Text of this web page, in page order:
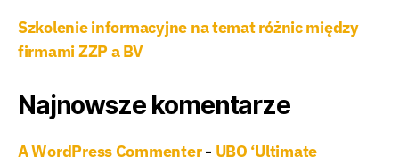
Szkolenie informacyjne na temat różnic między
firmami ZZP a BV
Najnowsze komentarze
A WordPress Commenter- UBO ‘Ultimate